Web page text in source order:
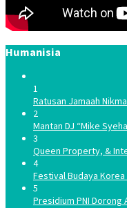
Humanisia
1
Ratusan Jamaah
2
Mantan DJ “Mike
3
Queen Property, &
4
Festival Budaya
5
Presidium PNI Dorong